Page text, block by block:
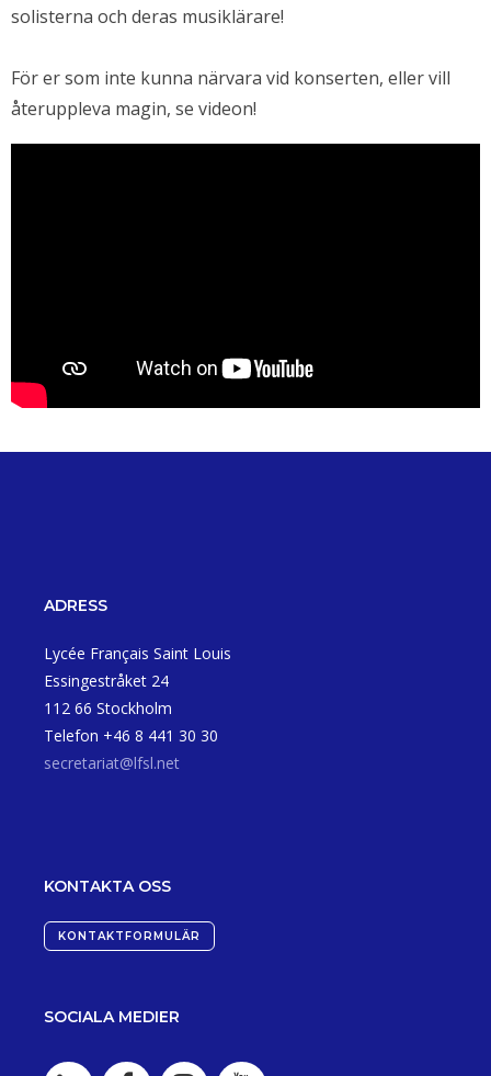
solisterna och deras musiklärare!
För er som inte kunna närvara vid konserten, eller vill
återuppleva magin, se videon!
ADRESS
Lycée Français Saint Louis
Essingestråket 24
112 66 Stockholm
Telefon +46 8 441 30 30
secretariat@lfsl.net
KONTAKTA OSS
KONTAKTFORMULÄR
SOCIALA MEDIER